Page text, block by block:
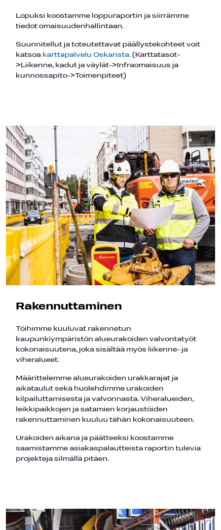
Lopuksi koostamme loppuraportin ja siirrämme
tiedot omaisuudenhallintaan.
Suunnitellut ja toteutettavat päällystekohteet voit
katsoa karttapalvelu Oskarista. (Karttatasot-
>Liikenne, kadut ja väylät->Infraomaisuus ja
kunnossapito->Toimenpiteet)
Rakennuttaminen
Töihimme kuuluvat rakennetun
kaupunkiympäristön alueurakoiden valvontatyöt
kokonaisuutena, joka sisältää myös liikenne- ja
viheralueet.
Määrittelemme alueurakoiden urakkarajat ja
aikataulut sekä huolehdimme urakoiden
kilpailuttamisesta ja valvonnasta. Viheralueiden,
leikkipaikkojen ja satamien korjaustöiden
rakennuttaminen kuuluu tähän kokonaisuuteen.
Urakoiden aikana ja päätteeksi koostamme
saamistamme asiakaspalautteista raportin tulevia
projekteja silmällä pitäen.